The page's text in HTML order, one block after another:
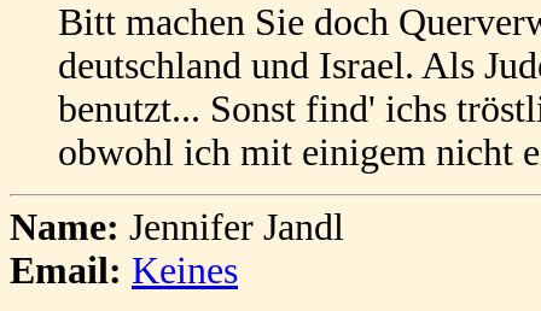
Bitt machen Sie doch
deutschland und Israel. Als
benutzt... Sonst find' ichs
obwohl ich mit einigem nicht
Name: Jennifer Jandl
Email: Keines